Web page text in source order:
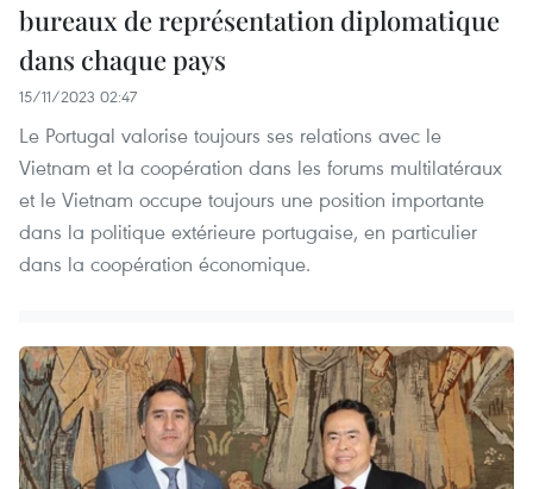
bureaux de représentation diplomatique
dans chaque pays
15/11/2023 02:47
Le Portugal valorise toujours ses relations avec le
Vietnam et la coopération dans les forums multilatéraux
et le Vietnam occupe toujours une position importante
dans la politique extérieure portugaise, en particulier
dans la coopération économique.